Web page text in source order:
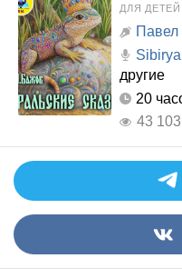
ДЛЯ
другие
20
43 103